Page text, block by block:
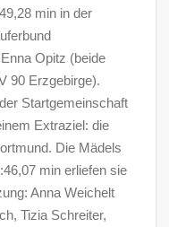
min in der
Opitz (beide
90 Erzgebirge).
Startgemeinschaft
Extraziel: die
Die Mädels
min erliefen sie
Anna Weichelt
Tizia Schreiter,